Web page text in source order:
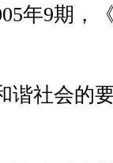
年9期，
谐社会的